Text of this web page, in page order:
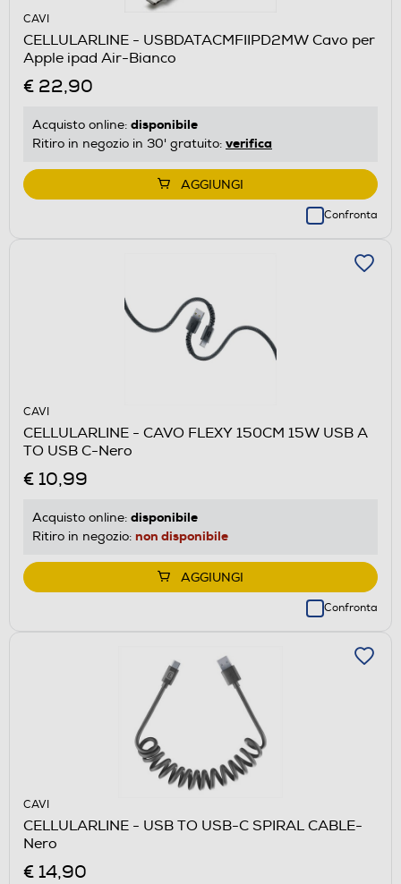
CAVI
CELLULARLINE - USBDATACMFIIPD2MW Cavo per
Apple ipad Air-Bianco
€ 22,90
Acquisto online: disponibile
Ritiro in negozio in 30' gratuito: verifica
AGGIUNGI
Confronta
CAVI
CELLULARLINE - CAVO FLEXY 150CM 15W USB A
TO USB C-Nero
€ 10,99
Acquisto online: disponibile
Ritiro in negozio: non disponibile
AGGIUNGI
Confronta
CAVI
CELLULARLINE - USB TO USB-C SPIRAL CABLE-
Nero
€ 14,90